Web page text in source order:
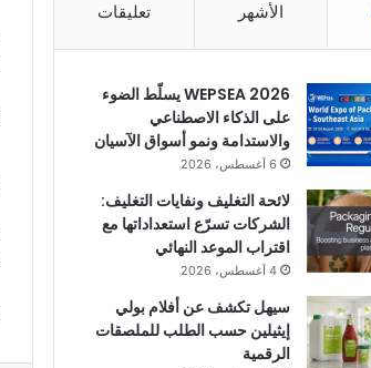
الأشهر تعليقات
WEPSEA 2026 يسلّط الضوء
على الذكاء الاصطناعي
والاستدامة ونمو أسواق الآسيان
6 أغسطس، 2026
لائحة التغليف ونفايات التغليف:
الشركات تسرّع استعداداتها مع
اقتراب الموعد النهائي
4 أغسطس، 2026
سيهل تكشف عن أفلام بولي
إيثيلين حسب الطلب للملصقات
الرقمية